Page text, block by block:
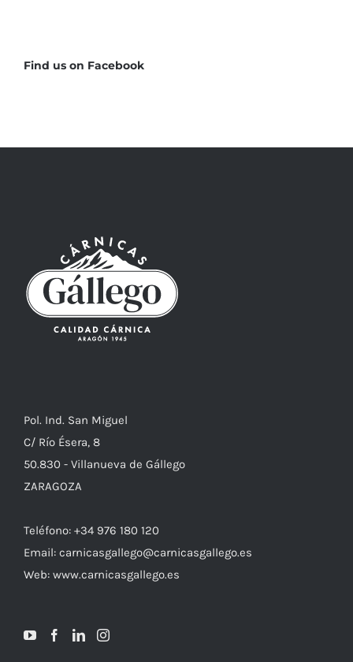
Find us on Facebook
Pol. Ind. San Miguel
C/ Río Ésera, 8
50.830 - Villanueva de Gállego
ZARAGOZA
Teléfono: +34 976 180 120
Email: carnicasgallego@carnicasgallego.es
Web: www.carnicasgallego.es